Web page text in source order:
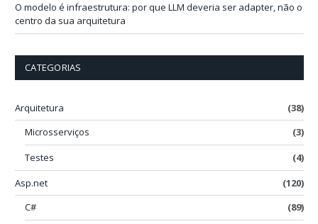
O modelo é infraestrutura: por que LLM deveria ser adapter, não o
centro da sua arquitetura
CATEGORIAS
Arquitetura
(38)
Microsserviços
(3)
Testes
(4)
Asp.net
(120)
C#
(89)